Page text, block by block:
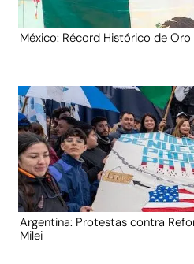
México: Récord Histórico de
Argentina: Protestas contra
Milei